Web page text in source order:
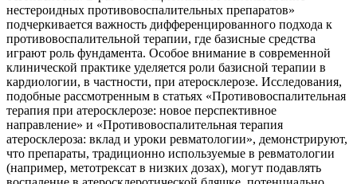
нестероидных противовоспалительных препаратов»
подчеркивается важность дифференцированного подхода к
противовоспалительной терапии, где базисные средства
играют роль фундамента. Особое внимание в современной
клинической практике уделяется роли базисной терапии в
кардиологии, в частности, при атеросклерозе. Исследования,
подобные рассмотренным в статьях «Противовоспалительная
терапия при атеросклерозе: новое перспективное
направление» и «Противовоспалительная терапия
атеросклероза: вклад и уроки ревматологии», демонстрируют,
что препараты, традиционно используемые в ревматологии
(например, метотрексат в низких дозах), могут подавлять